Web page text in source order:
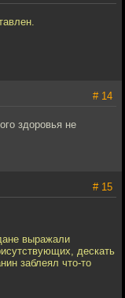
# 14
здоровья не
# 15
выражали
дескать
заблеял что-то